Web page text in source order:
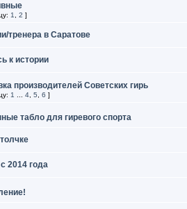
1 2 ]
тренера в Саратове
к истории
производителей Советских гирь
1 4 5 6 ]
табло для гиревого спорта
2014 года